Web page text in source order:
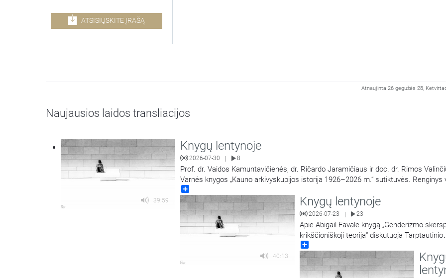
ATSISIŲSKITE ĮRAŠĄ
Atnaujinta 26 gegužės 28,
Naujausios laidos transliacijos
39:59
Knygų lentynoje
2026-07-30 | 8
Prof. dr. Vaidos Kamuntavičienės, dr. Ričardo Jaramičiaus ir doc. dr. Rimos
Varnės knygos „Kauno arkivyskupijos istorija 1926–2026 m.“ sutiktuvės. Renginys
metų birželio pabaigoje. Jame dalyvo Kauno arkivyskupas metropolitas Kęstutis
40:13
Knygų lentynoje
2026-07-23 | 23
Apie Abigail Favale knygą „Genderizmo
krikščioniškoji teorija“ diskutuoja Tarptautinio
teologijos instituto Austrijoje profesorius,
daktaras Gintautas Vaitoška ir VDU Katalikų
fakulteto dėstytoja Milda Vitkutė.